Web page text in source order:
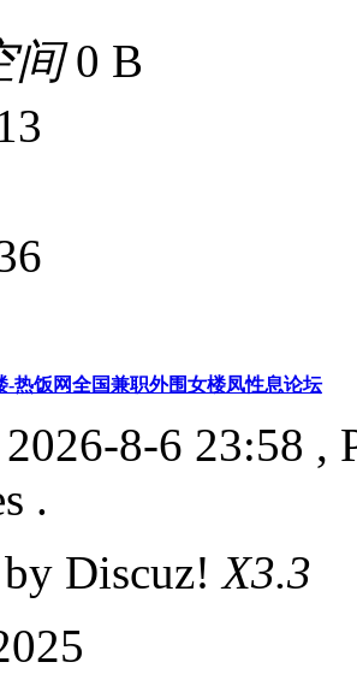
间0 B
-热饭网全国兼职外围女楼凤性息论坛
8-6 23:58 ,
.
by Discuz!X3.3